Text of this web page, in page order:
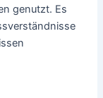
genutzt. Es